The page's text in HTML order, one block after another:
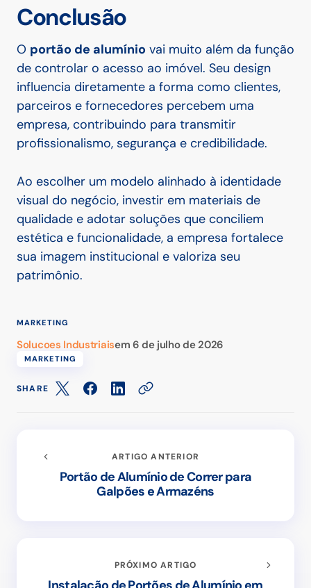
Conclusão
O portão de alumínio vai muito além da função
de controlar o acesso ao imóvel. Seu design
influencia diretamente a forma como clientes,
parceiros e fornecedores percebem uma
empresa, contribuindo para transmitir
profissionalismo, segurança e credibilidade.
Ao escolher um modelo alinhado à identidade
visual do negócio, investir em materiais de
qualidade e adotar soluções que conciliem
estética e funcionalidade, a empresa fortalece
sua imagem institucional e valoriza seu
patrimônio.
MARKETING
Solucoes Industriaisem 6 de julho de 2026
MARKETING
SHARE
ARTIGO ANTERIOR
Portão de Alumínio de Correr para
Galpões e Armazéns
PRÓXIMO ARTIGO